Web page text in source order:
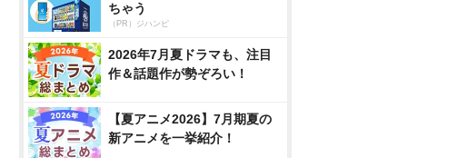
ちゃう
（PR）ジハンピ
2026年7月夏ドラマも、注目
作＆話題作が勢ぞろい！
【夏アニメ2026】7月期夏の
新アニメを一挙紹介！